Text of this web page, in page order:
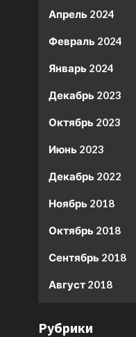
Апрель 2024
Февраль 2024
Январь 2024
Декабрь 2023
Октябрь 2023
Июнь 2023
Декабрь 2022
Ноябрь 2018
Октябрь 2018
Сентябрь 2018
Август 2018
Рубрики